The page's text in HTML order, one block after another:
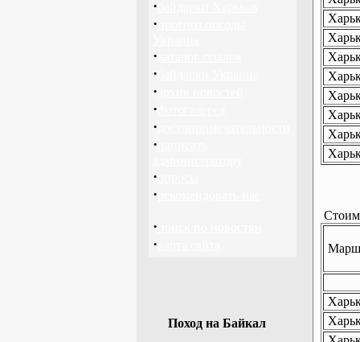
·
·
·
·
·
·
·
·
·
·
·
·
Поход на Байкал